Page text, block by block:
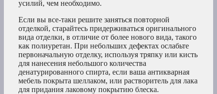
усилий, чем необходимо.
Если вы все-таки решите заняться повторной
отделкой, старайтесь придерживаться оригинального
вида отделки, в отличие от более нового вида, такого
как полиуретан. При небольших дефектах ослабьте
первоначальную отделку, используя тряпку или кисть
для нанесения небольшого количества
денатурированного спирта, если ваша антикварная
мебель покрыта шеллаком, или растворитель для лака
для придания лаковому покрытию блеска.